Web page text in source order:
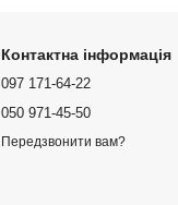
Контактна інформація
097 171-64-22
050 971-45-50
Передзвонити вам?